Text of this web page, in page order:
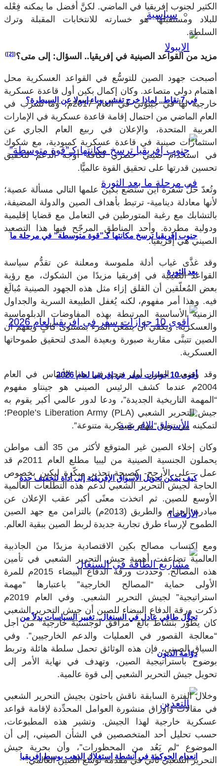
سياسية
في 7 نقاط.. لماذا خرج تفشي وباء إيبولا عن السيطرة؟
جنوب إفريقيا ترسخ مكانتها كـ”قوة متوسطة” في مرحلة ما
بعد الثورة
أقوى 10 جوازات سفر في إفريقيا لعام 2026
كيف يمكن تحويل الأسواق الإفريقية إلى أداة لتخفيف حدة
الأزمات؟
تحوُّل طاقي عادل في السنغال.. تغيير السياسات بدلاً من
دوّامة الديون
انعدام الحوكمة في أنشطة استغلال الذهب بوسط إفريقيا
الكثير لجنوب إفريقيا في الماضي. لكنَّ أفضل ما يمكنه فِعْله
للبلاد ومستقبلها هو خسارته للانتخابات المقبلة وترك
السلطة.
مزيد من القواعد الصينية في إفريقيا.. السؤال: إلى متى؟(
[2]
)
أصبحت جهود الصين للتوسُّع في القواعد العسكرية محل
اهتمام دولي متصاعد. وكان إكمال بكين أول قاعدة عسكرية
خارجية لها في جيبوتي في العام 2017م، وما تسرب في
العام الماضي من احتمال إقامة قاعدة عسكرية في الإمارات
العربية المتحدة، والإعلان في ربيع العام الجاري عن
استثمارات صينية في قاعدة عسكرية كمبودية، مع شكوك
في استخدام صيني حصري لكافة أوجه الدعم لتحقيق
تحسين قدرتها على تحقيق القوة عالميًّا.
وتُعدّ حلّ شفرة أين ستضع بكين علمها التالي مسألة عصية؛
لأنها معادلة دينامية- ترتبط بأهداف الصين والدولة المضيفة،
بالتشابك مع رغبة المتورطين في التعامل مع قضايا إقليمية
ودولية مطردة. وأحد المناطق المرجّح فيها هذا التصعيد
الصيني هي إفريقيا.
وقد غذَّى غياب أدلة ملموسة ومعلنة عن تقدُّم سياسة
القواعد الصينية في إفريقيا مزيدًا من الشكوك، مع رؤية
بعض المُعلّقين أن القلق إزاء مثل هذه الجهود الصينية مُبالَغ
فيه. وهذا أمر مفهوم، لكنه يُغفل الطبيعة السرية والجداول
الزمنية الأساسية المرتبطة بهذه المفاوضات الدبلوماسية
والعسكرية. ويكفي أن يتمعَّن المرء بمستوى كافٍ ويفهم أن
الصين تتبنَّى مقاربة صبورة وبعيدة المدى لتحقيق طموحاتها
العسكرية.
وقد وضعت الصين أول حجر في هذا الأساس في العام
2004م عندما كشف الرئيس الصيني هو جينتاو مفهوم
“المهمة التاريخية الجديدة”، ودعا لدور عالمي أكبر يقوم به
جيش التحرير الشعبي People’s Liberation Army (PLA)؛
لتمكينه من تنفيذ “مهام عسكرية متنوعة”.
وكان إخلاء الصين غير المتوقع لأكثر من 35 ألف مواطن
يحملون الجنسية الصينية من ليبيا مطلع العام 2011م قد
عمل –على الأرجح- كصيحة تحذير مبكّرة لبكين بخصوص
الحاجة لجيش التحرير الشعبي لدعم هذه التطلعات العالمية
الأوسع للصين. ثم اتخذت معنًى أكبر عقب الإعلان عن
مبادرة الحزام والطريق (2013م) بالتزامن مع جهد الصين
الطموح لإرساء طرق تجارية جديدة لربط الصين ببقية العالم.
ومع اكتساب مصالح بكين الاقتصادية مزيدًا من الجاذبية
العالمية تضاعفت أهمية جيش التحرير الشعبي في تأمين
هذه المصالح. وحددت ورقة الدفاع البيضاء 2015م للمرة
الأولى حماية “المصالح الخارجية” باعتبارها “مهمة
استراتيجية” لجيش التحرير الشعبي. وفي العام 2019م
ذكرت ورقة الدفاع البيضاء للصين أن جيش التحرير الشعبي
كان يطوّر بنشاط بالغ “مرافق لوجستية خارجية” من أجل
“معالجة القصور في العمليات والدعم الخارجيين”. وفي
السياق الصيني، فإن هذه الوثائق تحمل سلطة هائلة وتربط
بوضوح باستراتيجية الصين، وتهدف في نهاية الأمر إلى
تحويل جيش التحرير الشعبي إلى قوة عالمية.
وخلال الفترة السابقة ناقش باحثون بجيش التحرير الشعبي
في مقالات وأوراق منشورة العوامل المحدِّدة لإقامة قواعد
عسكرية خارجية لهذا الجيش. وتشير هذه المطبوعات،
حسب تحليل أحد المتخصصين في الشأن الصيني، إلى أن
الموضوع “لم يَعُد من المحظورات”، وأن بحرية جيش
التحرير الشعبي تأتي في مقدمة توسُّع الصين العالمي.